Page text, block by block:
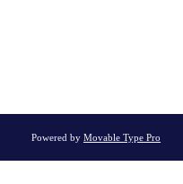
Powered by Movable Type Pro